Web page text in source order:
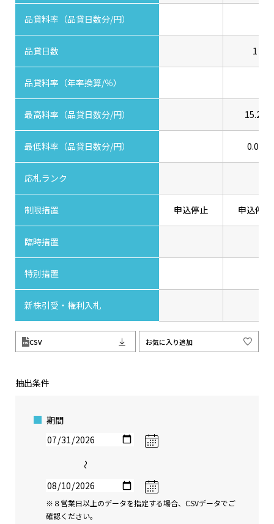
品貸料率（品貸日数分/円）
品貸日数 1
品貸料率（年率換算/％）
最高料率（品貸日数分/円） 15.20
最低料率（品貸日数分/円） 0.05
応札ランク
制限措置 申込停止 申込停止
臨時措置
特別措置
新株引受・権利入札
CSV お気に入り追加
抽出条件
期間
〜
※８営業日以上のデータを指定する場合、CSVデータでご
確認ください。